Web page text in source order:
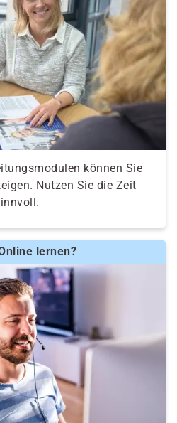
können Sie
Nutzen Sie die Zeit
lernen?